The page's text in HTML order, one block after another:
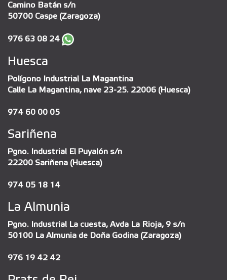
Camino Batán s/n
50700 Caspe (Zaragoza)
976 63 08 24
Huesca
Polígono Industrial La Magantina
Calle La Magantina, nave 23-25. 22006 (Huesca)
974 60 00 05
Sariñena
Pgno. Industrial El Puyalón s/n
22200 Sariñena (Huesca)
974 05 18 14
La Almunia
Pgno. Industrial La cuesta, Avda La Rioja, 9 s/n
50100 La Almunia de Doña Godina (Zaragoza)
976 19 42 42